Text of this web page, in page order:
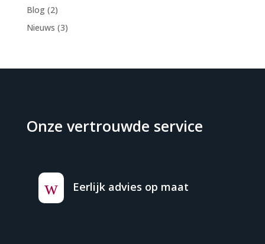
Blog(2)
Nieuws (3)
Onze vertrouwde service
w Eerlijk advies op maat